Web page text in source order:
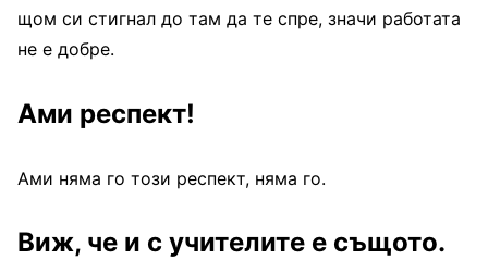
щом си стигнал до там да те спре, значи работата
не е добре.
Ами респект!
Ами няма го този респект, няма го.
Виж, че и с учителите е същото.